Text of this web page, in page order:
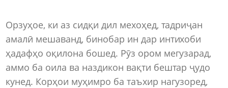
Орзуҳое, ки аз сидқи дил мехоҳед, тадриҷан
амалӣ мешаванд, бинобар ин дар интихоби
ҳадафҳо оқилона бошед. Рӯз ором мегузарад,
аммо ба оила ва наздикон вақти бештар ҷудо
кунед. Корҳои муҳимро ба таъхир нагузоред,